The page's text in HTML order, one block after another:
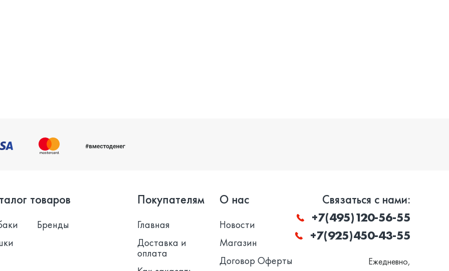
товаров
Бренды
Покупателям
Главная
Доставка и
оплата
О нас
Новости
Магазин
Договор Оферты
Связаться с нами:
+7(495)120-56-55
+7(925)450-43-55
Ежедневно,